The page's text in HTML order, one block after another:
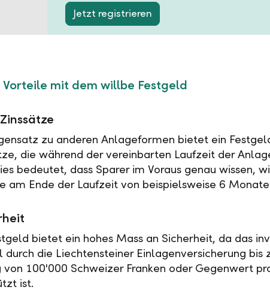
Jetzt registrieren
Vorteile mit dem willbe Festgeld
zu anderen Anlageformen bietet ein
die während der vereinbarten Laufzeit der
bedeutet, dass Sparer im Voraus genau wissen,
am Ende der Laufzeit von beispielsweise 6
bietet ein hohes Mass an Sicherheit, da das
durch die Liechtensteiner Einlagenversicherung bis
von 100'000 Schweizer Franken oder Gegenwert
ist.